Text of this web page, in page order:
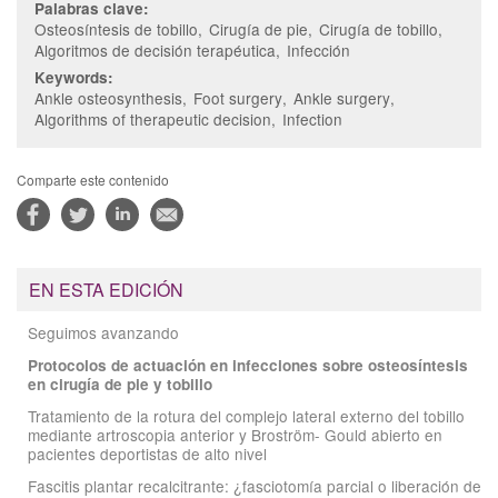
Palabras clave:
Osteosíntesis de tobillo Cirugía de pie Cirugía de tobillo
Algoritmos de decisión terapéutica Infección
Keywords:
Ankle osteosynthesis Foot surgery Ankle surgery
Algorithms of therapeutic decision Infection
Comparte este contenido
EN ESTA EDICIÓN
Seguimos avanzando
Protocolos de actuación en infecciones sobre osteosíntesis
en cirugía de pie y tobillo
Tratamiento de la rotura del complejo lateral externo del tobillo
mediante artroscopia anterior y Broström- Gould abierto en
pacientes deportistas de alto nivel
Fascitis plantar recalcitrante: ¿fasciotomía parcial o liberación de